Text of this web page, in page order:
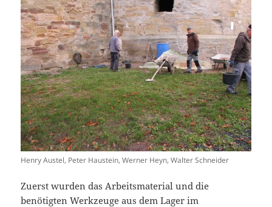
Henry Austel, Peter Haustein, Werner Heyn, Walter Schneider
Zuerst wurden das Arbeitsmaterial und die
benötigten Werkzeuge aus dem Lager im